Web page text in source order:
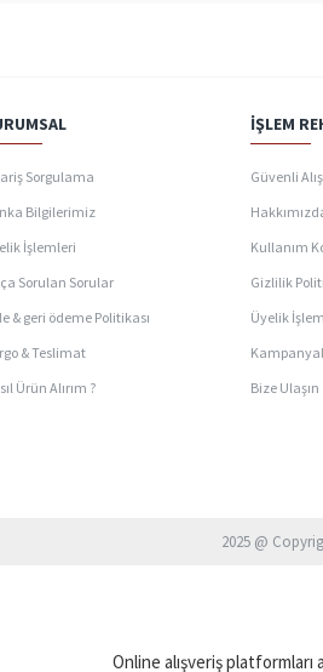
Sorgulama
Bilgilerimiz
İşlemleri
Sorulan Sorular
& geri ödeme Politikası
& Teslimat
Ürün Alırım ?
İŞLEM
Güvenli
Kullanım
Gizlilik
Üyelik
Bize Ulaşın
2025 @
Online alışveriş